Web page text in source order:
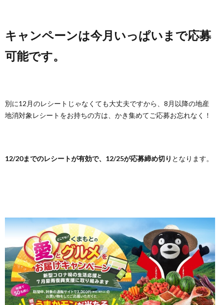
キャンペーンは今月いっぱいまで応募
可能です。
別に12月のレシートじゃなくても大丈夫ですから、8月以降の地産
地消対象レシートをお持ちの方は、かき集めてご応募お忘れなく！
12/20までのレシートが有効で、12/25が応募締め切り となります。